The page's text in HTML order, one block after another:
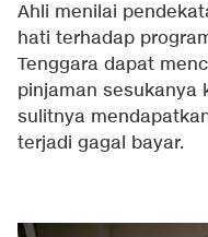
Ahli menilai
hati terhadap
Tenggara dapat
pinjaman sesukanya
sulitnya
terjadi gagal bayar.